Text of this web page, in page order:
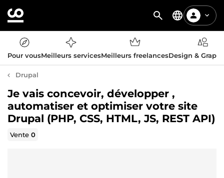
Pour vousMeilleurs servicesMeilleurs freelancesDesign &
Drupal
Je vais concevoir, développer ,
automatiser et optimiser votre site
Drupal (PHP, CSS, HTML, JS, REST API)
Vente0